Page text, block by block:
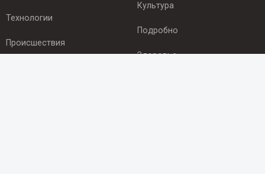
Технологии
Происшествия
Культура
Подробно
Здоровье